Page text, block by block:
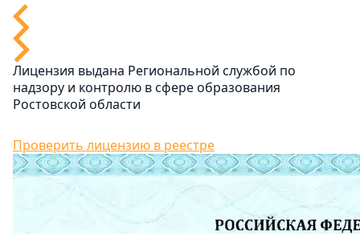
Лицензия выдана Региональной службой по
надзору и контролю в сфере образования
Ростовской области
Проверить лицензию в реестре